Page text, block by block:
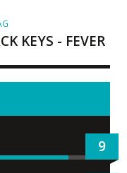
KEYS - FEVER
9